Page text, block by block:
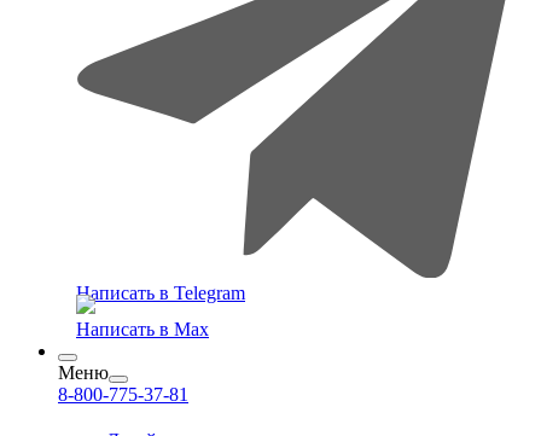
Написать в Telegram
Написать в Max
Меню
8-800-775-37-81